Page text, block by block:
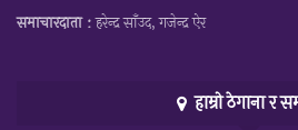
समाचारदाता :हरेन्द्र साँउद, गजेन्द्र ऐर
हाम्रो ठेगाना र